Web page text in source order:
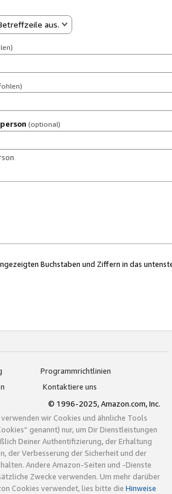
aus.
(optional)
Buchstaben und Ziffern in das
Programmrichtlinien
Kontaktiere uns
© 1996-2025, Amazon.com, Inc.
wir Cookies und ähnliche Tools
genannt) nur, um Dir Dienstleistungen
Deiner Authentifizierung, der Erhaltung
der Verbesserung der Sicherheit und der
Andere Amazon-Seiten und -Dienste
Zwecke verwenden. Um mehr darüber
Cookies verwendet, lies bitte die Hinweise